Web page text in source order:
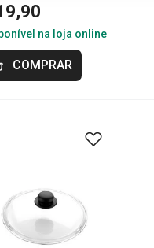
na loja online
COMPRAR